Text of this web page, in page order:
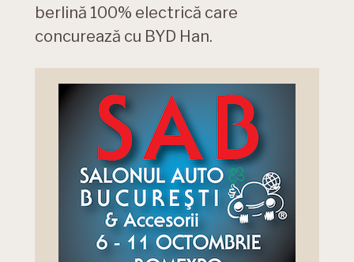
berlină 100% electrică care
concurează cu BYD Han.